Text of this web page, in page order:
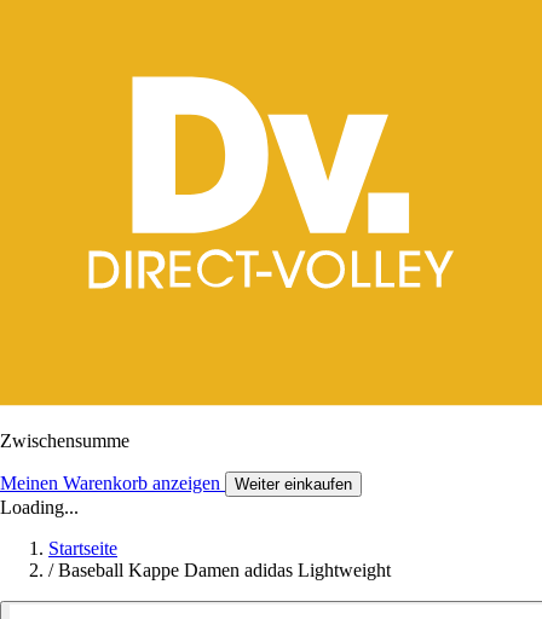
Zwischensumme
Meinen Warenkorb anzeigen Weiter einkaufen
Loading...
Startseite
/ Baseball Kappe Damen adidas Lightweight